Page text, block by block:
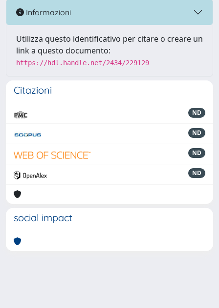
Informazioni
Utilizza questo identificativo per citare o creare un
link a questo documento:
https://hdl.handle.net/2434/229129
Citazioni
ND
ND
ND
ND
social impact